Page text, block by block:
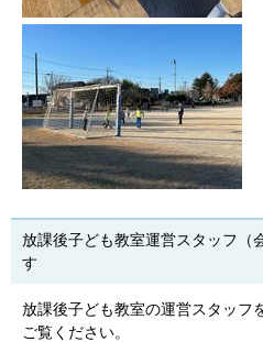
放課後子ども教室運営スタッフ（
す
放課後子ども教室の運営スタッフ
ご覧ください。